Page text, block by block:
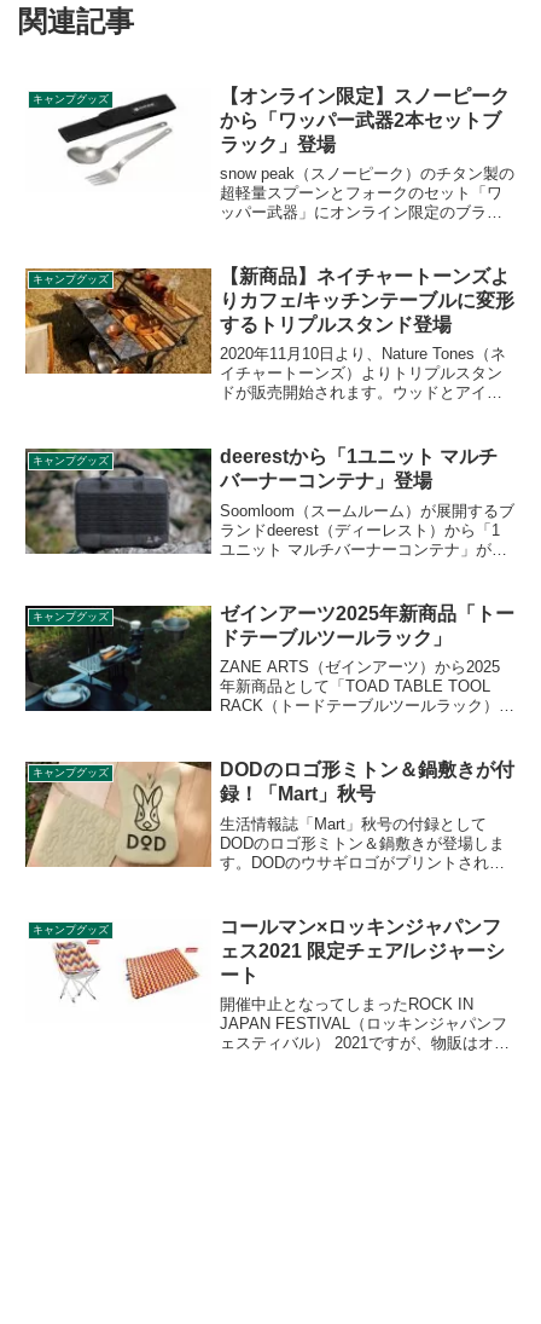
関連記事
キャンプグッズ
【オンライン限定】スノーピーク
から「ワッパー武器2本セットブ
ラック」登場
snow peak（スノーピーク）のチタン製の
超軽量スプーンとフォークのセット「ワ
ッパー武器」にオンライン限定のブラッ
すが、収納ケースがブラックに変更され
ています。詳細をレビューします。
キャンプグッズ
【新商品】ネイチャートーンズよ
りカフェ/キッチンテーブルに変形
するトリプルスタンド登場
2020年11月10日より、Nature Tones（ネ
イチャートーンズ）よりトリプルスタン
ドが販売開始されます。ウッドとアイア
性が高いため、気になる詳細をレビュー
します。
キャンプグッズ
deerestから「1ユニット マルチ
バーナーコンテナ」登場
Soomloom（スームルーム）が展開するブ
ランドdeerest（ディーレスト）から「1
ユニット マルチバーナーコンテナ」が登
で、フラットバーナーやアクセサリー類
をまとめて収納できるオックスフォード
生地を採用した収納バッグです。詳細を
レビューします。
キャンプグッズ
ゼインアーツ2025年新商品「トー
ドテーブルツールラック」
ZANE ARTS（ゼインアーツ）から2025
年新商品として「TOAD TABLE TOOL
RACK（トードテーブルツールラック）」
グできるラックです。2025年9月下旬〜10
月下旬発売予定です。詳細をレビューし
ます。
キャンプグッズ
DODのロゴ形ミトン＆鍋敷きが付
録！「Mart」秋号
生活情報誌「Mart」秋号の付録として
DODのロゴ形ミトン＆鍋敷きが登場しま
す。DODのウサギロゴがプリントされた
トできます。詳細をレビューします。
キャンプグッズ
コールマン×ロッキンジャパンフ
ェス2021 限定チェア/レジャーシ
ート
開催中止となってしまったROCK IN
JAPAN FESTIVAL（ロッキンジャパンフ
ェスティバル） 2021ですが、物販はオン